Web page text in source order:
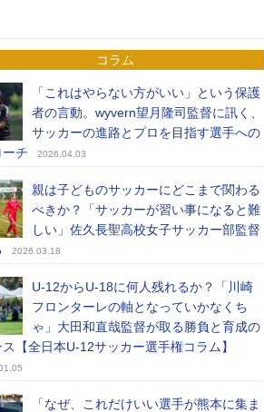
コラム
「これはやらない方がいい」という保護
者の言動。wyvern望月隆司監督に訊く、
サッカーの進路とプロを目指す選手への
チ
2026.04.03
親は子どものサッカーにどこまで関わる
べきか？「サッカーが習い事になると難
しい」佐久長聖高校女子サッカー部監督
2026.03.18
U-12からU-18に何人残れるか？「川崎
フロンターレの軸となっていかなくち
ゃ」大田和直哉監督が取る勝負と育成の
【全日本U-12サッカー選手権コラム】
「なぜ、これだけいい選手が熊本に集ま